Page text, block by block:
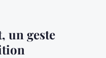
un geste